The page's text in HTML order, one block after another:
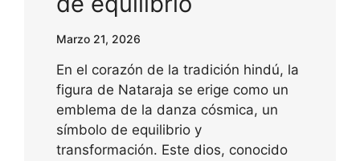
Marzo 21, 2026
En el corazón de la tradición hindú, la
figura de Nataraja se erige como un
emblema de la danza cósmica, un
símbolo de equilibrio y
transformación. Este dios, conocido